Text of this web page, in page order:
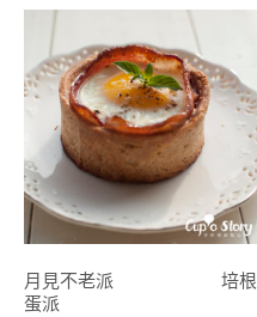
最
項
目
排
序
月見不老派 培根
蛋派